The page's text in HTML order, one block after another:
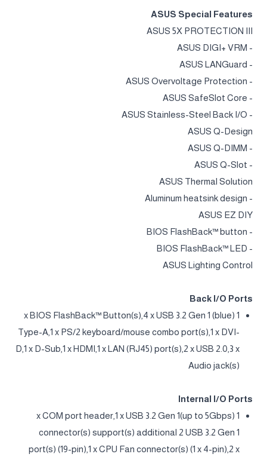
ASUS Special Features
ASUS 5X PROTECTION III
- ASUS DIGI+ VRM
- ASUS LANGuard
- ASUS Overvoltage Protection
- ASUS SafeSlot Core
- ASUS Stainless-Steel Back I/O
ASUS Q-Design
- ASUS Q-DIMM
- ASUS Q-Slot
ASUS Thermal Solution
- Aluminum heatsink design
ASUS EZ DIY
- BIOS FlashBack™ button
- BIOS FlashBack™ LED
ASUS Lighting Control
Back I/O Ports
1 x BIOS FlashBack™ Button(s),4 x USB 3.2 Gen 1 (blue)
Type-A,1 x PS/2 keyboard/mouse combo port(s),1 x DVI-
D,1 x D-Sub,1 x HDMI,1 x LAN (RJ45) port(s),2 x USB 2.0,3 x
Audio jack(s)
Internal I/O Ports
1 x COM port header,1 x USB 3.2 Gen 1(up to 5Gbps)
connector(s) support(s) additional 2 USB 3.2 Gen 1
port(s) (19-pin),1 x CPU Fan connector(s) (1 x 4-pin),2 x